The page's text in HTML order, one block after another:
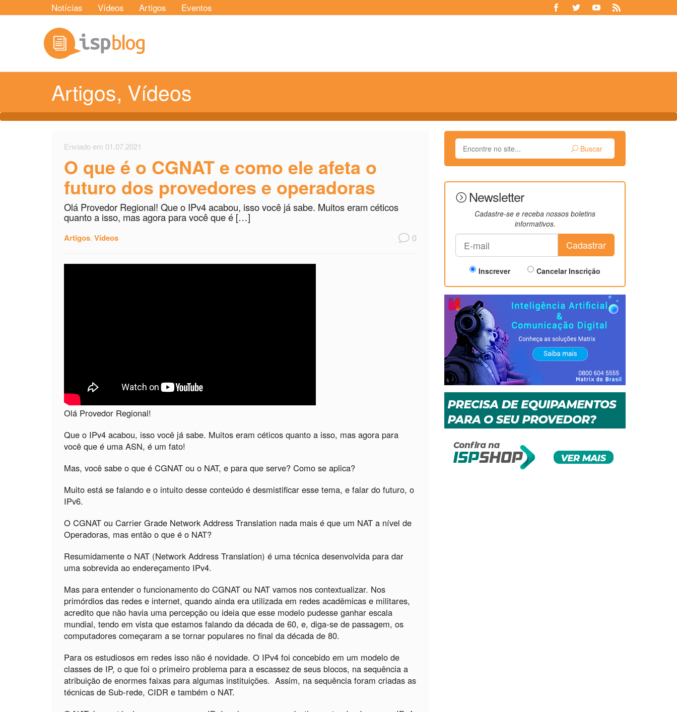
Notícias Vídeos Artigos Eventos
Artigos, Vídeos
Enviado em 01.07.2021
O que é o CGNAT e como ele afeta o
futuro dos provedores e operadoras
Olá Provedor Regional! Que o IPv4 acabou, isso você já sabe. Muitos eram céticos
quanto a isso, mas agora para você que é […]
Artigos Vídeos 0
Olá Provedor Regional!
Que o IPv4 acabou, isso você já sabe. Muitos eram céticos quanto a isso, mas agora para
você que é uma ASN, é um fato!
Mas, você sabe o que é CGNAT ou o NAT, e para que serve? Como se aplica?
Muito está se falando e o intuito desse conteúdo é desmistificar esse tema, e falar do futuro, o
IPv6.
O CGNAT ou Carrier Grade Network Address Translation nada mais é que um NAT a nível de
Operadoras, mas então o que é o NAT?
Resumidamente o NAT (Network Address Translation) é uma técnica desenvolvida para dar
uma sobrevida ao endereçamento IPv4.
Mas para entender o funcionamento do CGNAT ou NAT vamos nos contextualizar. Nos
primórdios das redes e internet, quando ainda era utilizada em redes acadêmicas e militares,
acredito que não havia uma percepção ou ideia que esse modelo pudesse ganhar escala
mundial, tendo em vista que estamos falando da década de 60, e, diga-se de passagem, os
computadores começaram a se tornar populares no final da década de 80.
Para os estudiosos em redes isso não é novidade. O IPv4 foi concebido em um modelo de
classes de IP, o que foi o primeiro problema para a escassez de seus blocos, na sequência a
atribuição de enormes faixas para algumas instituições. Assim, na sequência foram criadas as
técnicas de Sub-rede, CIDR e também o NAT.
Buscar
Newsletter
Cadastre-se e receba nossos boletins
informativos.
Cadastrar
Inscrever Cancelar Inscrição